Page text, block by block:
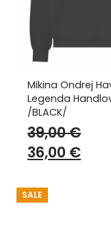
Mikina Ondrej
Legenda
/BLACK/
39,00€
Original
was:
36,00 €
SALE